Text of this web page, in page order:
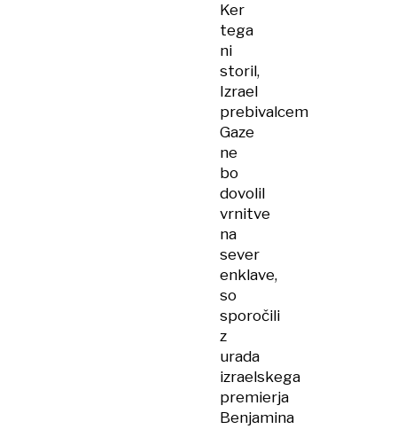
Ker
tega
ni
storil,
Izrael
prebivalcem
Gaze
ne
bo
dovolil
vrnitve
na
sever
enklave,
so
sporočili
z
urada
izraelskega
premierja
Benjamina